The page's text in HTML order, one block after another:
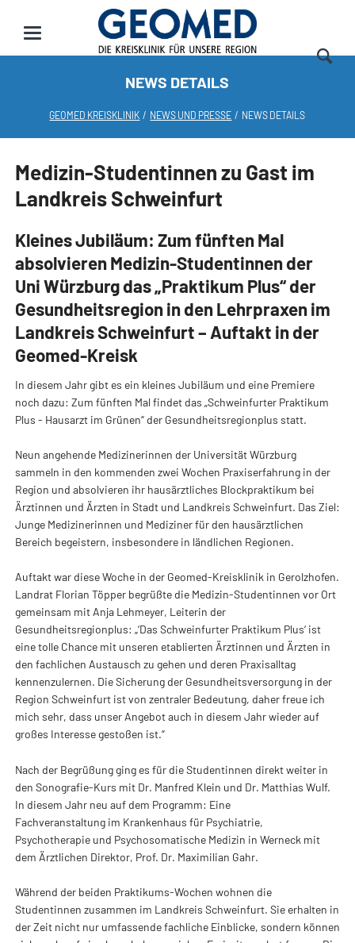
NEWS DETAILS
GEOMED KREISKLINIK NEWS UND PRESSE NEWS DETAILS
Medizin-Studentinnen zu Gast im
Landkreis Schweinfurt
Kleines Jubiläum: Zum fünften Mal
absolvieren Medizin-Studentinnen der
Uni Würzburg das „Praktikum Plus“ der
Gesundheitsregion in den Lehrpraxen im
Landkreis Schweinfurt – Auftakt in der
Geomed-Kreisk
In diesem Jahr gibt es ein kleines Jubiläum und eine Premiere
noch dazu: Zum fünften Mal findet das „Schweinfurter Praktikum
Plus - Hausarzt im Grünen“ der Gesundheitsregionplus statt.
Neun angehende Medizinerinnen der Universität Würzburg
sammeln in den kommenden zwei Wochen Praxiserfahrung in der
Region und absolvieren ihr hausärztliches Blockpraktikum bei
Ärztinnen und Ärzten in Stadt und Landkreis Schweinfurt. Das Ziel:
Junge Medizinerinnen und Mediziner für den hausärztlichen
Bereich begeistern, insbesondere in ländlichen Regionen.
Auftakt war diese Woche in der Geomed-Kreisklinik in Gerolzhofen.
Landrat Florian Töpper begrüßte die Medizin-Studentinnen vor Ort
gemeinsam mit Anja Lehmeyer, Leiterin der
Gesundheitsregionplus: „‘Das Schweinfurter Praktikum Plus‘ ist
eine tolle Chance mit unseren etablierten Ärztinnen und Ärzten in
den fachlichen Austausch zu gehen und deren Praxisalltag
kennenzulernen. Die Sicherung der Gesundheitsversorgung in der
Region Schweinfurt ist von zentraler Bedeutung, daher freue ich
mich sehr, dass unser Angebot auch in diesem Jahr wieder auf
großes Interesse gestoßen ist.“
Nach der Begrüßung ging es für die Studentinnen direkt weiter in
den Sonografie-Kurs mit Dr. Manfred Klein und Dr. Matthias Wulf.
In diesem Jahr neu auf dem Programm: Eine
Fachveranstaltung im Krankenhaus für Psychiatrie,
Psychotherapie und Psychosomatische Medizin in Werneck mit
dem Ärztlichen Direktor, Prof. Dr. Maximilian Gahr.
Während der beiden Praktikums-Wochen wohnen die
Studentinnen zusammen im Landkreis Schweinfurt. Sie erhalten in
der Zeit nicht nur umfassende fachliche Einblicke, sondern können